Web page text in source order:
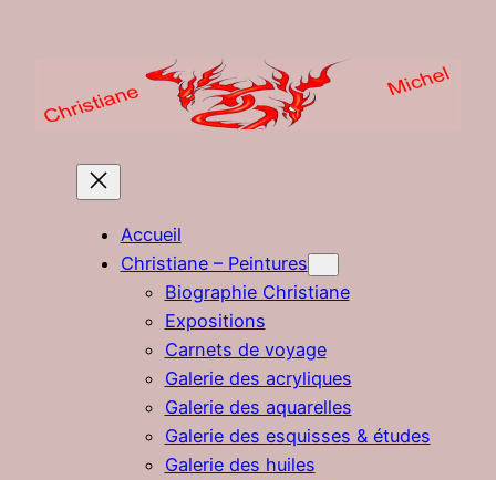
Accueil
Christiane – Peintures
Biographie Christiane
Expositions
Carnets de voyage
Galerie des acryliques
Galerie des aquarelles
Galerie des esquisses & études
Galerie des huiles